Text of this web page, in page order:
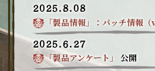
2025.8.08
「製品情報」：パッチ情報（
2025.6.27
「製品アンケート」 公開